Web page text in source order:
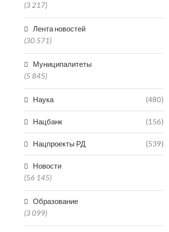
(3 217)
Лента новостей
(30 571)
Муниципалитеты
(5 845)
Наука (480)
Нацбанк (156)
Нацпроекты РД (539)
Новости
(56 145)
Образование
(3 099)